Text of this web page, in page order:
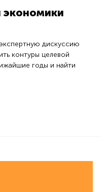
экономики
дискуссию
контуры целевой
годы и найти